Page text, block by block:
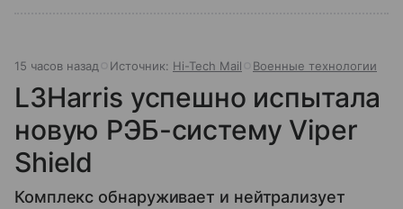
15 часов назад Источник: Hi-Tech Mail Военные технологии
L3Harris успешно испытала
новую РЭБ-систему Viper
Shield
Комплекс обнаруживает и нейтрализует